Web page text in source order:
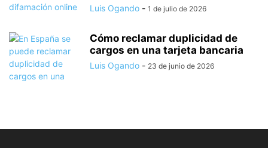
Luis Ogando - 1 de julio de 2026
Cómo reclamar duplicidad de
cargos en una tarjeta bancaria
Luis Ogando - 23 de junio de 2026